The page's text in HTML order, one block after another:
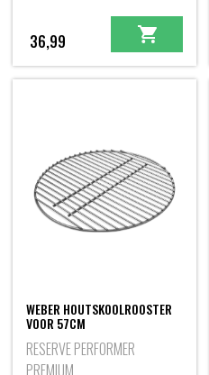
36,99
WEBER HOUTSKOOLROOSTER
VOOR 57CM
RESERVE PERFORMER